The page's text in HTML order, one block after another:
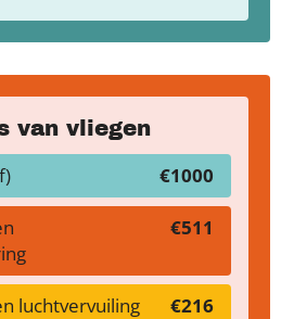
van vliegen
€1000
€511
luchtvervuiling €216